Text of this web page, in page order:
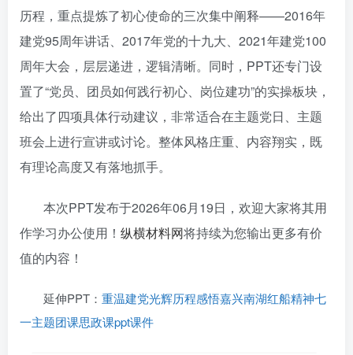
历程，重点提炼了初心使命的三次集中阐释——2016年
建党95周年讲话、2017年党的十九大、2021年建党100
周年大会，层层递进，逻辑清晰。同时，PPT还专门设
置了“党员、团员如何践行初心、岗位建功”的实操板块，
给出了四项具体行动建议，非常适合在主题党日、主题
班会上进行宣讲或讨论。整体风格庄重、内容翔实，既
有理论高度又有落地抓手。
本次PPT发布于2026年06月19日，欢迎大家将其用
作学习办公使用！ 纵横材料网将持续为您输出更多有价
值的内容！
延伸PPT： 重温建党光辉历程感悟嘉兴南湖红船精神七
一主题团课思政课ppt课件